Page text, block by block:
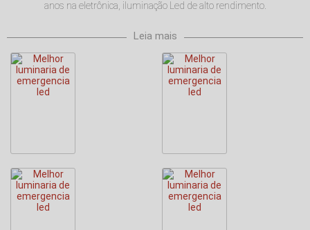
anos na eletrônica, iluminação Led de alto rendimento.
Leia mais